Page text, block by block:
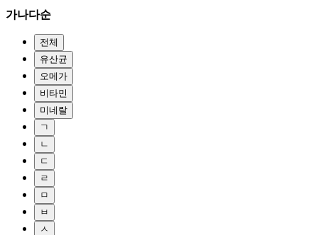
가나다순
전체
유산균
오메가
비타민
미네랄
ㄱ
ㄴ
ㄷ
ㄹ
ㅁ
ㅂ
ㅅ